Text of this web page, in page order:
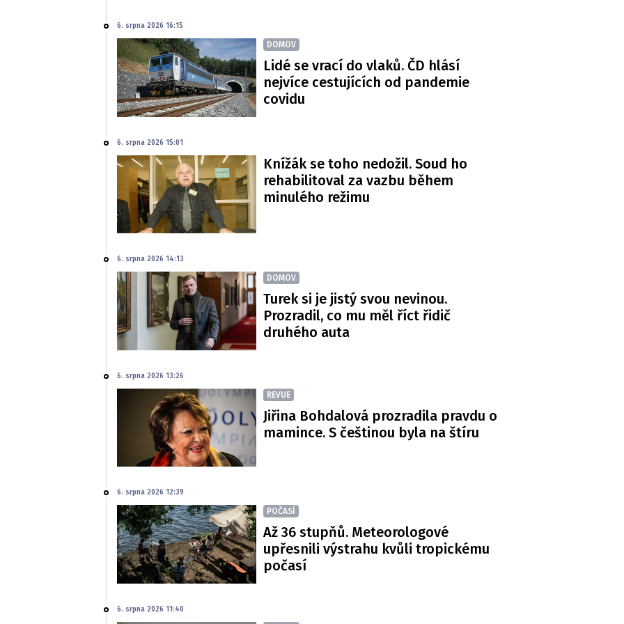
6. srpna 2026 16:15
DOMOV
Lidé se vrací do vlaků. ČD hlásí
nejvíce cestujících od pandemie
covidu
6. srpna 2026 15:01
Knížák se toho nedožil. Soud ho
rehabilitoval za vazbu během
minulého režimu
6. srpna 2026 14:13
DOMOV
Turek si je jistý svou nevinou.
Prozradil, co mu měl říct řidič
druhého auta
6. srpna 2026 13:26
REVUE
Jiřina Bohdalová prozradila pravdu o
mamince. S češtinou byla na štíru
6. srpna 2026 12:39
POČASÍ
Až 36 stupňů. Meteorologové
upřesnili výstrahu kvůli tropickému
počasí
6. srpna 2026 11:40